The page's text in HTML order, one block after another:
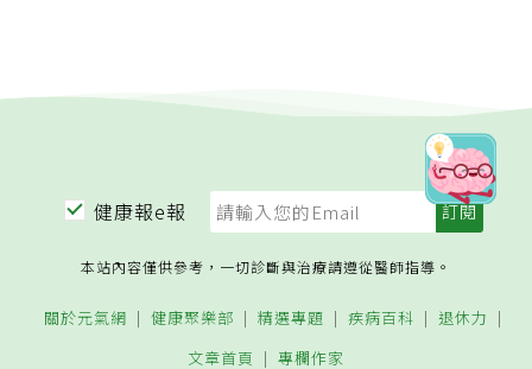
健康報e報
本站內容僅供參考，一切診斷與治療請遵從醫師指導。
關於元氣網 健康聚樂部 精選專題 疾病百科
退休力
文章首頁
專欄作家